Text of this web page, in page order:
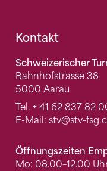
Fusszeile
Kontakt
Schweizerischer
Bahnhofstrasse 38
5000 Aarau
Tel. + 41 62 837 82
E-Mail: stv@stv-
Öffnungszeiten
Mo: 08.00–12.00